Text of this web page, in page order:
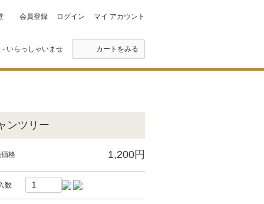
会員登録 ログイン マイ アカウント
- いらっしゃいませ カートをみる
ンツリー
格 1,200円
数